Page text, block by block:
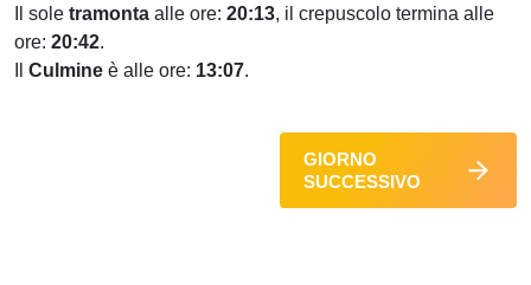
Il sole tramonta alle ore: 20:13, il crepuscolo termina alle
ore: 20:42.
Culmine è alle ore: 13:07.
GIORNO
SUCCESSIVO